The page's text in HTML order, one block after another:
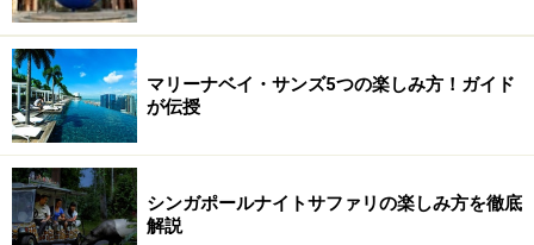
マリーナベイ・サンズ5つの楽しみ方！ガイド
が伝授
シンガポールナイトサファリの楽しみ方を徹底
解説